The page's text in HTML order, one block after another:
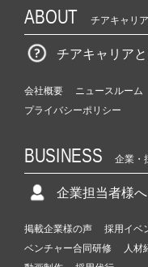
ABOUT チアキャリ
チアキャリア
会社概要 ニュースルーム
プライバシーポリシー
BUSINESS 企業・
企業担当者様へ
掲載企業様の声 採用イベ
ベンチャー合同研修
人材